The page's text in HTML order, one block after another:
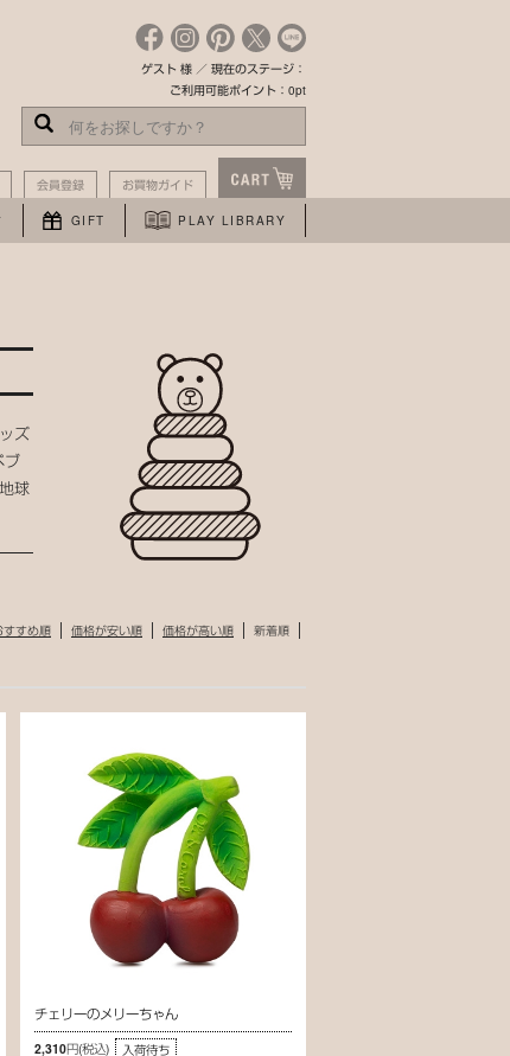
ゲスト 様 ／ 現在のステージ：
ご利用可能ポイント：0pt
会員登録 お買物ガイド
GIFT PLAY LIBRARY
ズ
ブ
球
すすめ順 価格が安い順 価格が高い順 新着順
チェリーのメリーちゃん
2,310円(税込) 入荷待ち